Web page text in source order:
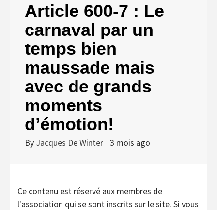
Article 600-7 : Le
carnaval par un
temps bien
maussade mais
avec de grands
moments
d’émotion!
By Jacques De Winter 3 mois ago
Ce contenu est réservé aux membres de
l'association qui se sont inscrits sur le site. Si vous